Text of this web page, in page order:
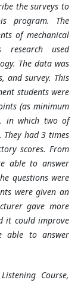
the surveys to
program. The
of mechanical
research used
The data was
and survey. This
students were
(as minimum
in which two of
They had 3 times
scores. From
able to answer
questions were
were given an
gave more
it could improve
able to answer
Course,